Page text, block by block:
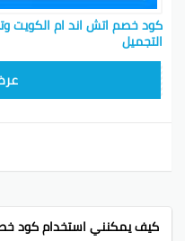
إليك شوية نصائح وحيل
كود خصم اتش اند ام:
التجميل
كيف يمكنني استخدام كود خصم